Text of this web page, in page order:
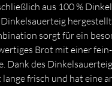
aus 100 %
sorgt für ein
Brot mit einer
Dank des
lange frisch und hat eine